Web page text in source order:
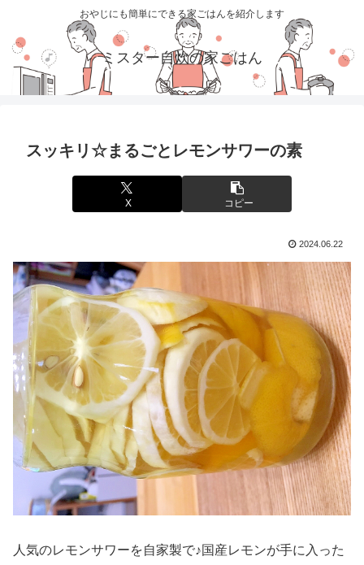
おやじにも簡単にできる家ごはんを紹介します
ミスター自炊の家ごはん
スッキリ☆まるごとレモンサワーの素
X コピー
2024.06.22
人気のレモンサワーを自家製で♪国産レモンが手に入った